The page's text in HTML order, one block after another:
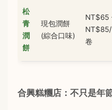
松
青
潤
餅
現包潤餅
(綜合口味)
NT$65
NT$85/
卷
合興糕糰店：不只是年